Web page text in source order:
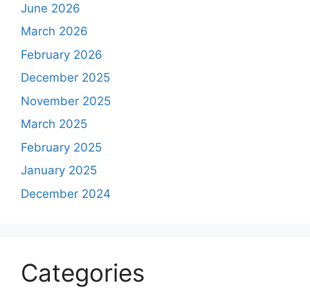
June 2026
March 2026
February 2026
December 2025
November 2025
March 2025
February 2025
January 2025
December 2024
Categories